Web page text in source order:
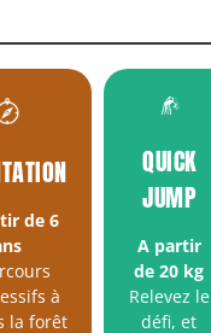
de 6
à
la forêt
QUICK
JUMP
A partir
de 20 kg
Relevez le
défi, et